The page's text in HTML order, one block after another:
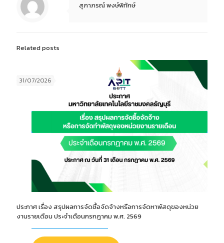
สุภาภรณ์ พงษ์พิทักษ์
Related posts
31/07/2026
ประกาศ เรื่อง สรุปผลการจัดซื้อจัดจ้างหรือการจัดหาพัสดุของหน่วย
งานรายเดือน ประจำเดือนกรกฎาคม พ.ศ. 2569